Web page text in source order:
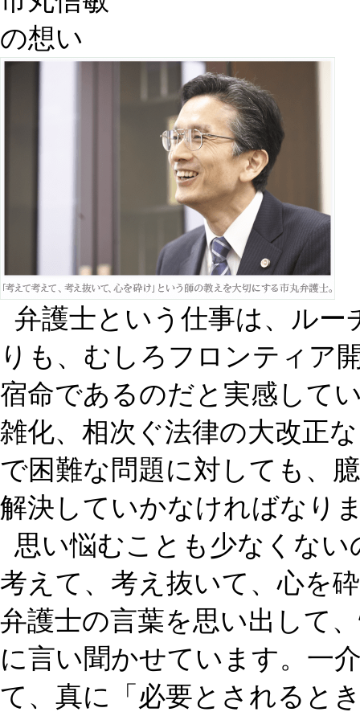
弁護士という仕事は、ル
りも、むしろフロンティア
宿命であるのだと実感して
雑化、相次ぐ法律の大改正
で困難な問題に対しても、
解決していかなければなり
思い悩むことも少なくな
考えて、考え抜いて、心を
弁護士の言葉を思い出して
に言い聞かせています。一
て、真に「必要とされると